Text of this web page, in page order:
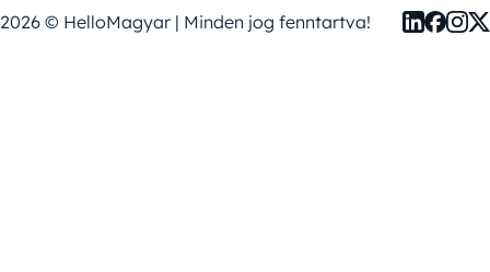
2026 © HelloMagyar | Minden jog fenntartva!